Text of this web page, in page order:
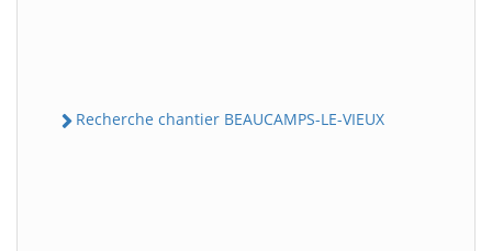
Recherche chantier BEAUCAMPS-LE-VIEUX